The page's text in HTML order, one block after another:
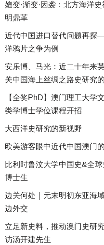
嬗变·渐变·因袭：北方海洋
明鼎革
近代中国进口替代问题再探
洋鸦片之争为例
安乐博、马光：近二十年来
关中国海上丝绸之路史研究
【全奖PhD】澳门理工大学
类学博士学位课程开招
大西洋史研究的新视野
欧美游客眼中近代中国澳门
比利时鲁汶大学中国史&全
博士生
边关何处｜元末明初东亚海
边外交
立足新史料，推动澳门史
访汤开建先生